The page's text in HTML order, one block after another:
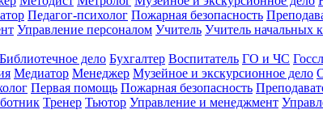
Педагог-психолог Пожарная безопасность
Управление персоналом Учитель Учитель начальных
Библиотечное дело Бухгалтер Воспитатель ГО и ЧС
Медиатор Менеджер Музейное и экскурсионное дело
Первая помощь Пожарная безопасность
Тренер Тьютор Управление и менеджмент